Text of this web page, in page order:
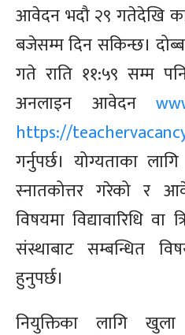
आवेदन भदौ २९ गतेदेखि
बजेसम्म दिन सकिन्छ।
गते राति ११:५९ सम्म
अनलाइन आवेदन
https://
गर्नुपर्छ। योग्यताका
स्नातकोत्तर गरेको र
विषयमा विद्यावारिधि वा
संस्थाबाट सम्बन्धित
हुनुपर्छ।
नियुक्तिका लागि खुला